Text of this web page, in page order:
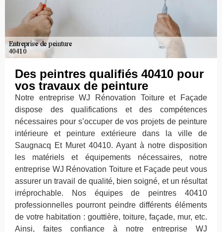
Des peintres qualifiés 40410 pour
vos travaux de peinture
Notre entreprise WJ Rénovation Toiture et Façade
dispose des qualifications et des compétences
nécessaires pour s’occuper de vos projets de peinture
intérieure et peinture extérieure dans la ville de
Saugnacq Et Muret 40410. Ayant à notre disposition
les matériels et équipements nécessaires, notre
entreprise WJ Rénovation Toiture et Façade peut vous
assurer un travail de qualité, bien soigné, et un résultat
irréprochable. Nos équipes de peintres 40410
professionnelles pourront peindre différents éléments
de votre habitation : gouttière, toiture, façade, mur, etc.
Ainsi, faites confiance à notre entreprise WJ